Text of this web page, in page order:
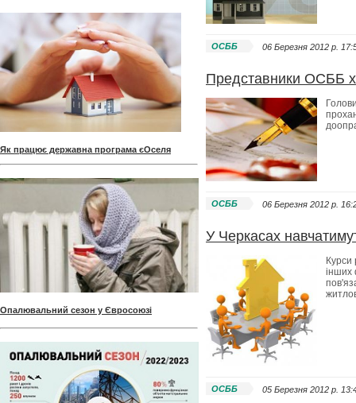
Як працює державна програма єОселя
Опалювальний сезон у Євросоюзі
ОСББ 06 Березня 2012 p.
Представники ОСББ
ОСББ 06 Березня 2012 p.
У Черкасах
Курси
інших
ОСББ 05 Березня 2012 p.